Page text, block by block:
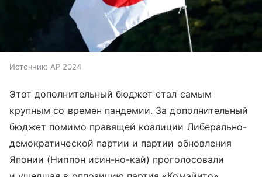
Источник: AP 2024
Этот дополнительный бюджет стал самым
крупным со времен пандемии. За дополнительный
бюджет помимо правящей коалиции Либерально-
демократической партии и партии обновления
Японии (Ниппон исин-но-кай) проголосовали